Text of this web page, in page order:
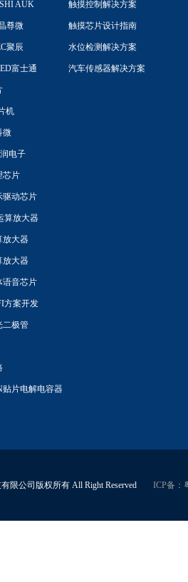
AUK
尊微
聚辰
富士通
机
微
电子
芯片
驱动芯片
算放大器
放大器
放大器
语音芯片
方案开发
二极管
贴片电解电容器
触摸控制解决方案
触摸芯片设计指南
水位检测解决方案
汽车传感器解决方案
限公司版权所有 All Right Reserved ICP备：